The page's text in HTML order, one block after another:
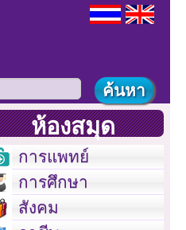
ห้องสมุด
การแพทย์
การศึกษา
สังคม